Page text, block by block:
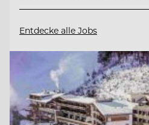
Entdecke alle Jobs